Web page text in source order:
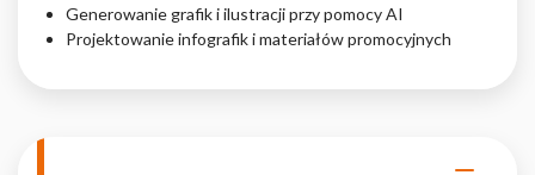
Generowanie grafik i ilustracji przy pomocy AI
Projektowanie infografik i materiałów promocyjnych